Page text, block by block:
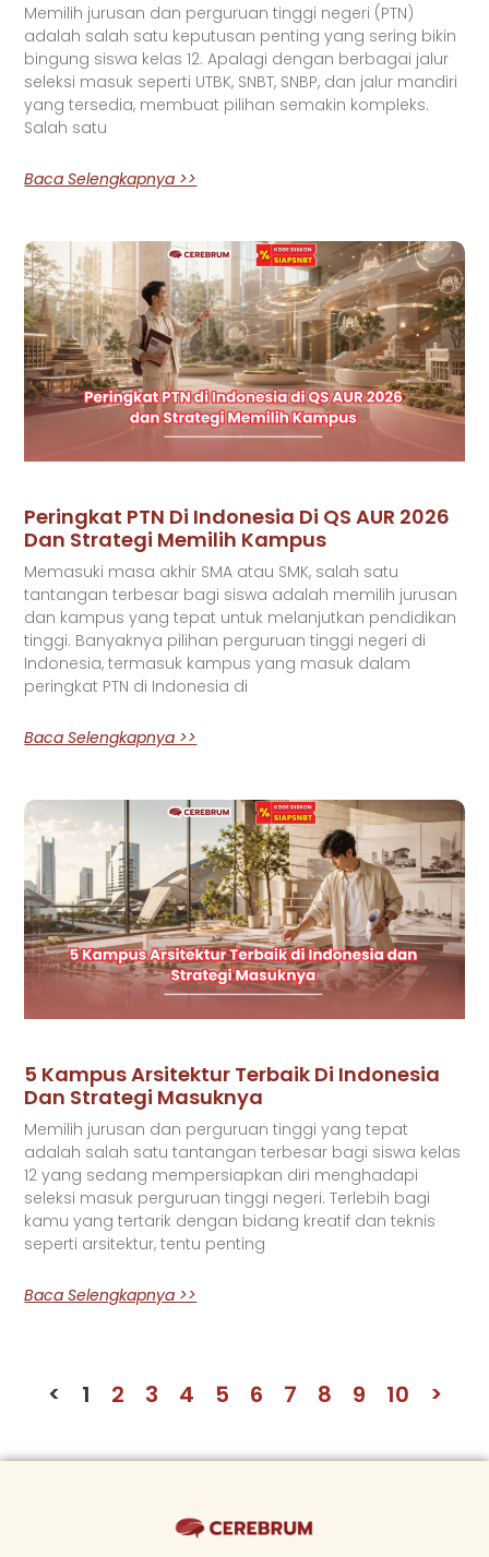
Memilih jurusan dan perguruan tinggi negeri (PTN)
adalah salah satu keputusan penting yang sering bikin
bingung siswa kelas 12. Apalagi dengan berbagai jalur
seleksi masuk seperti UTBK, SNBT, SNBP, dan jalur mandiri
yang tersedia, membuat pilihan semakin kompleks.
Salah satu
Baca Selengkapnya >>
Peringkat PTN Di Indonesia Di QS AUR 2026
Dan Strategi Memilih Kampus
Memasuki masa akhir SMA atau SMK, salah satu
tantangan terbesar bagi siswa adalah memilih jurusan
dan kampus yang tepat untuk melanjutkan pendidikan
tinggi. Banyaknya pilihan perguruan tinggi negeri di
Indonesia, termasuk kampus yang masuk dalam
peringkat PTN di Indonesia di
Baca Selengkapnya >>
5 Kampus Arsitektur Terbaik Di Indonesia
Dan Strategi Masuknya
Memilih jurusan dan perguruan tinggi yang tepat
adalah salah satu tantangan terbesar bagi siswa kelas
12 yang sedang mempersiapkan diri menghadapi
seleksi masuk perguruan tinggi negeri. Terlebih bagi
kamu yang tertarik dengan bidang kreatif dan teknis
seperti arsitektur, tentu penting
Baca Selengkapnya >>
< 1 2 3 4 5 6 7 8 9 10 >